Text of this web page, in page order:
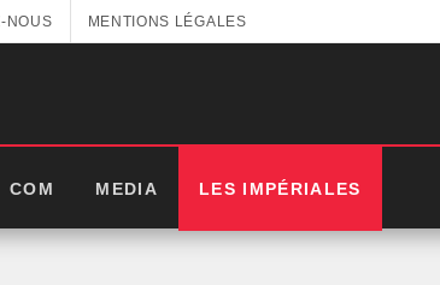
NOUS MENTIONS LÉGALES
COM MEDIA LES IMPÉRIALES